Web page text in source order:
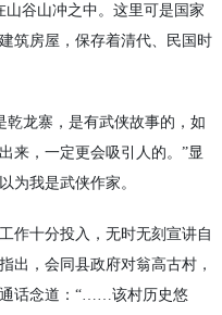
山谷山冲之中。这里可是 国家
筑房屋， 保存着清代、民国时
乾龙寨 ，是有武侠故事的，如
来，一定更会吸引人的。 ”显
为我是武侠作家。
作十分投入，无时无刻宣讲自
出，会同县政府对翁高古村，
话念道： “…… 该村历史悠